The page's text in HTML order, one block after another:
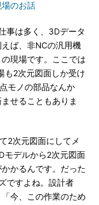
のお話
事は多く、3Dデータ
ば、非NCの汎用機
現場です。ここでは
も2次元図面しか受け
モノの部品なんか
せることもありま
2次元図面にしてメ
モデルから2次元図面
かるんです。だった
ですよね。設計者
今、この作業のため